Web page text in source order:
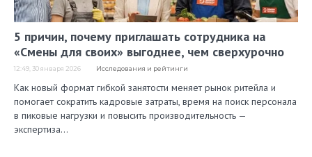
5 причин, почему приглашать сотрудника на
«Смены для своих» выгоднее, чем сверхурочно
12:49, 30 января 2026 Исследования и рейтинги
Как новый формат гибкой занятости меняет рынок ритейла и
помогает сократить кадровые затраты, время на поиск персонала
в пиковые нагрузки и повысить производительность —
экспертиза…